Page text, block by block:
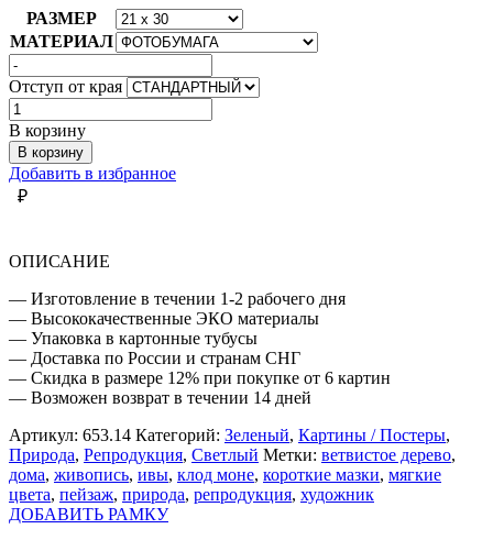
РАЗМЕР
МАТЕРИАЛ
Отступ от края
Количество
товара
ИВЫ
МОНЕ
В корзину
В корзину
Добавить в избранное
₽
ОПИСАНИЕ
— Изготовление в течении 1-2 рабочего дня
— Высококачественные ЭКО материалы
— Упаковка в картонные тубусы
— Доставка по России и странам СНГ
— Скидка в размере 12% при покупке от 6 картин
— Возможен возврат в течении 14 дней
Артикул: 653.14 Категорий: Зеленый, Картины / Постеры,
Природа, Репродукция, Светлый Метки: ветвистое дерево,
дома, живопись, ивы, клод моне, короткие мазки, мягкие
цвета, пейзаж, природа, репродукция, художник
ДОБАВИТЬ РАМКУ